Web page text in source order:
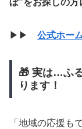
▶▶ 公式ホー
🎁 実は…ふ
ります！
「地域の応援も